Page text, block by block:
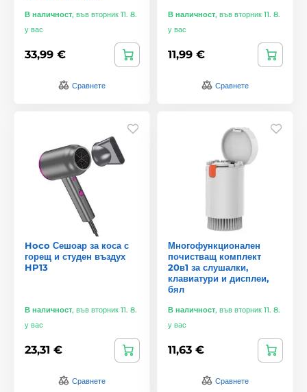
В наличност, във вторник 11. 8.
у вас
33,99 €
Сравнете
В наличност, във вторник 11. 8.
у вас
11,99 €
Сравнете
Hoco Сешоар за коса с
горещ и студен въздух
HP13
В наличност, във вторник 11. 8.
у вас
23,31 €
Сравнете
Многофункционален
почистващ комплект
20в1 за слушалки,
клавиатури и дисплеи,
бял
В наличност, във вторник 11. 8.
у вас
11,63 €
Сравнете